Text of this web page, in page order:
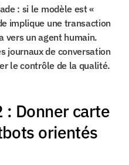
: si le modèle est «
implique une transaction
vers un agent humain.
journaux de conversation
le contrôle de la qualité.
: Donner carte
orientés